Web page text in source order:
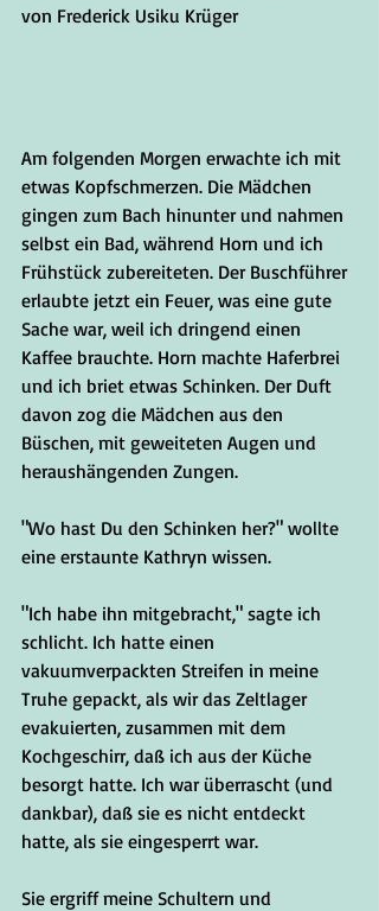
von Frederick Usiku Krüger
Am folgenden Morgen erwachte ich mit
etwas Kopfschmerzen. Die Mädchen
gingen zum Bach hinunter und nahmen
selbst ein Bad, während Horn und ich
Frühstück zubereiteten. Der Buschführer
erlaubte jetzt ein Feuer, was eine gute
Sache war, weil ich dringend einen
Kaffee brauchte. Horn machte Haferbrei
und ich briet etwas Schinken. Der Duft
davon zog die Mädchen aus den
Büschen, mit geweiteten Augen und
heraushängenden Zungen.
"Wo hast Du den Schinken her?" wollte
eine erstaunte Kathryn wissen.
"Ich habe ihn mitgebracht," sagte ich
schlicht. Ich hatte einen
vakuumverpackten Streifen in meine
Truhe gepackt, als wir das Zeltlager
evakuierten, zusammen mit dem
Kochgeschirr, daß ich aus der Küche
besorgt hatte. Ich war überrascht (und
dankbar), daß sie es nicht entdeckt
hatte, als sie eingesperrt war.
Sie ergriff meine Schultern und